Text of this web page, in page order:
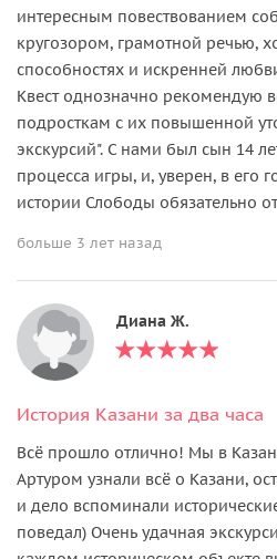
интересным повествованием
кругозором, грамотной речью,
способностях и искренней
Квест однозначно рекомендую
подросткам с их повышенной
экскурсий". С нами был сын 14
процесса игры, и, уверен, в его
истории Слободы обязательно
больше 3 лет назад
Диана Ж.
История Казани за два часа
Всё прошло отлично! Мы в
Артуром узнали всё о Казани,
и дело вспоминали
поведал) Очень удачная